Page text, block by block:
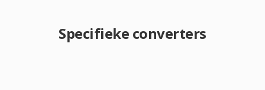
Specifieke converters